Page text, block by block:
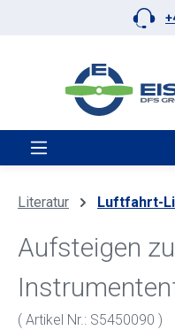
Zum Hauptinhalt springen
Literatur Luftfahrt-
Aufsteigen
( Artikel Nr.: S5450090 )